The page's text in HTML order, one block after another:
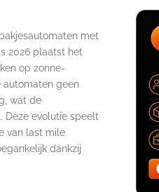
met
2026 plaatst het
op zonne-
automaten geen
wat de
Deze evolutie speelt
van last mile
dankzij